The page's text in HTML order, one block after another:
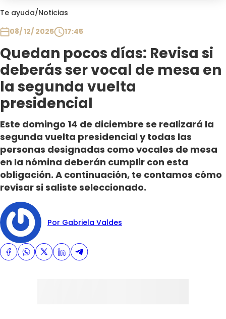
Te ayuda/Noticias
08/ 12/ 2025
17:45
Quedan pocos días: Revisa si
deberás ser vocal de mesa en
la segunda vuelta
presidencial
Este domingo 14 de diciembre se realizará la
segunda vuelta presidencial y todas las
personas designadas como vocales de mesa
en la nómina deberán cumplir con esta
obligación. A continuación, te contamos cómo
revisar si saliste seleccionado.
Por Gabriela Valdes
Club De La Comedia
Plan Perfecto
El Tiempo
Sabingo
Todos Los Programas